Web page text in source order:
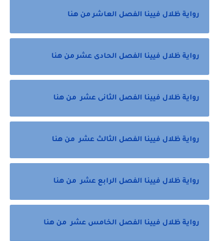
رواية ظلال فيينا الفصل العاشر من هنا
رواية ظلال فيينا الفصل الحادى عشر من هنا
رواية ظلال فيينا الفصل الثانى عشر من هنا
رواية ظلال فيينا الفصل الثالث عشر من هنا
رواية ظلال فيينا الفصل الرابع عشر من هنا
رواية ظلال فيينا الفصل الخامس عشر من هنا